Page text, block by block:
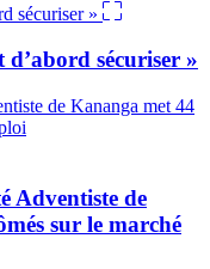
sécuriser »
Adventiste de
sur le marché